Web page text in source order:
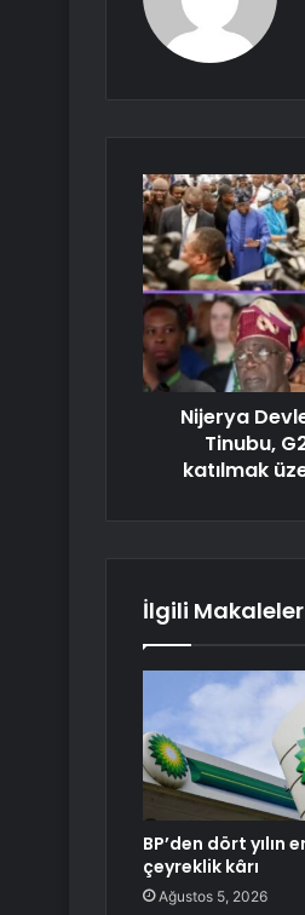
Nijerya
Tinubu,
katılmak
İlgili Makaleler
BP’den dört yılın
çeyreklik kârı
Ağustos 5, 2026